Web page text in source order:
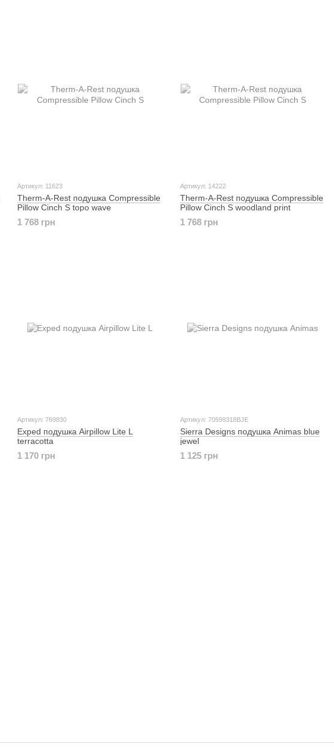
Артикул: 11623
Therm-A-Rest подушка Compressible
Pillow Cinch S topo wave
1 768 грн
Артикул: 14222
Therm-A-Rest подушка Compressible
Pillow Cinch S woodland print
1 768 грн
Артикул: 769830
Exped подушка Airpillow Lite L
terracotta
1 170 грн
Артикул: 70599318BJE
Sierra Designs подушка Animas blue
jewel
1 125 грн